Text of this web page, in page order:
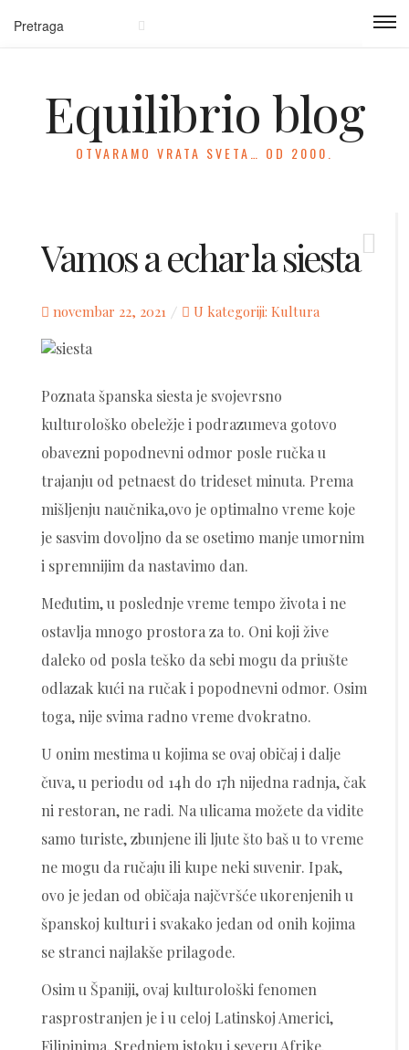
Equilibrio blog
OTVARAMO VRATA SVETA… OD 2000.
Vamos a echar la siesta
Posted
on
novembar 22, 2021 U kategoriji: Kultura
Poznata španska siesta je svojevrsno
kulturološko obeležje i podrazumeva gotovo
obavezni popodnevni odmor posle ručka u
trajanju od petnaest do trideset minuta. Prema
mišljenju naučnika,ovo je optimalno vreme koje
je sasvim dovoljno da se osetimo manje umornim
i spremnijim da nastavimo dan.
Međutim, u poslednje vreme tempo života i ne
ostavlja mnogo prostora za to. Oni koji žive
daleko od posla teško da sebi mogu da priušte
odlazak kući na ručak i popodnevni odmor. Osim
toga, nije svima radno vreme dvokratno.
U onim mestima u kojima se ovaj običaj i dalje
čuva, u periodu od 14h do 17h nijedna radnja, čak
ni restoran, ne radi. Na ulicama možete da vidite
samo turiste, zbunjene ili ljute što baš u to vreme
ne mogu da ručaju ili kupe neki suvenir. Ipak,
ovo je jedan od običaja najčvršće ukorenjenih u
španskoj kulturi i svakako jedan od onih kojima
se stranci najlakše prilagode.
Osim u Španiji, ovaj kulturološki fenomen
rasprostranjen je i u celoj Latinskoj Americi,
Filipinima, Srednjem istoku i severu Afrike.